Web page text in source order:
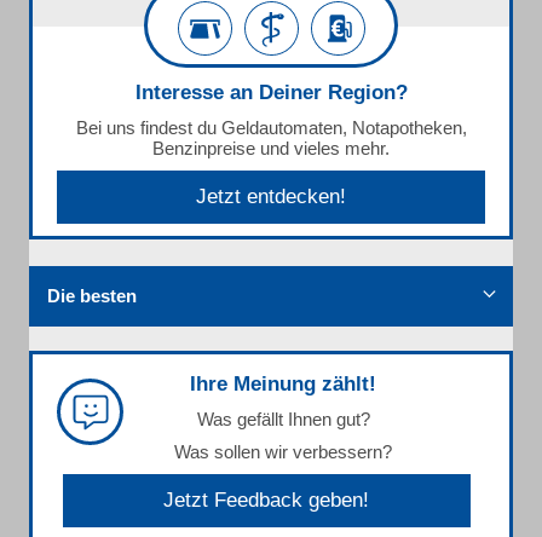
Interesse an Deiner Region?
Bei uns findest du Geldautomaten, Notapotheken,
Benzinpreise und vieles mehr.
Jetzt entdecken!
Die besten
Ihre Meinung zählt!
Was gefällt Ihnen gut?
Was sollen wir verbessern?
Jetzt Feedback geben!